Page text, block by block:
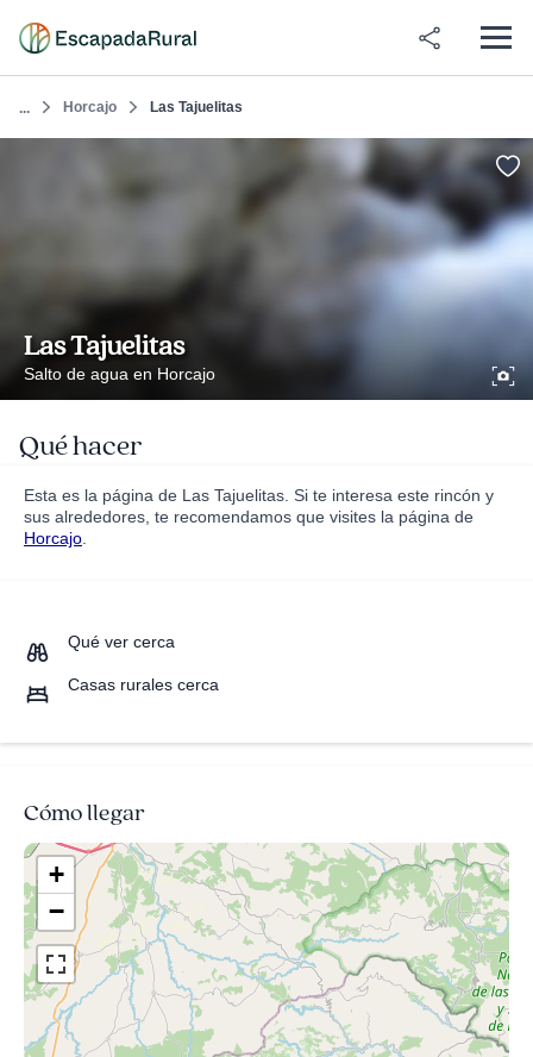
... Horcajo Las Tajuelitas
Las Tajuelitas
Salto de agua en Horcajo
Qué hacer
Esta es la página de Las Tajuelitas. Si te interesa este rincón y
sus alrededores, te recomendamos que visites la página de
Horcajo
Qué ver cerca
Casas rurales cerca
Cómo llegar
+
−